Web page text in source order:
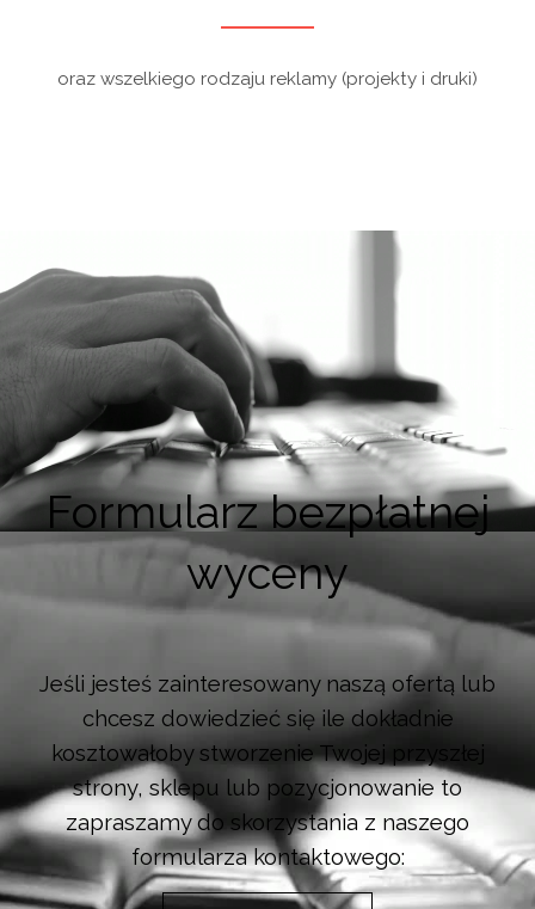
oraz wszelkiego rodzaju reklamy (projekty i druki)
Formularz bezpłatnej
wyceny
Jeśli jesteś zainteresowany naszą ofertą lub
chcesz dowiedzieć się ile dokładnie
kosztowałoby stworzenie Twojej przyszłej
strony, sklepu lub pozycjonowanie to
zapraszamy do skorzystania z naszego
formularza kontaktowego: